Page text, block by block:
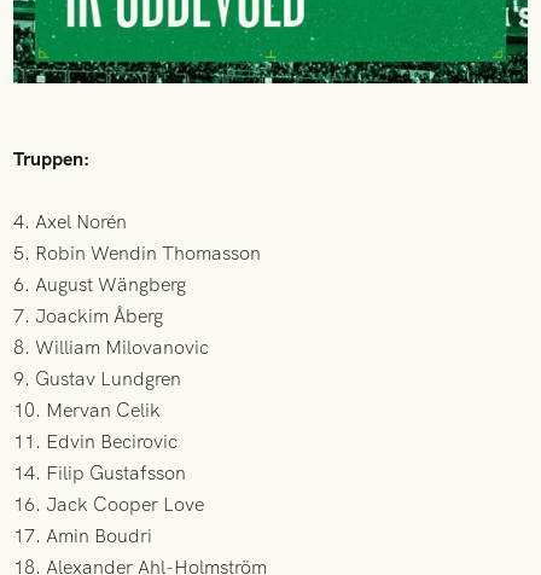
Truppen:
4. Axel Norén
5. Robin Wendin Thomasson
6. August Wängberg
7. Joackim Åberg
8. William Milovanovic
9. Gustav Lundgren
10. Mervan Celik
11. Edvin Becirovic
14. Filip Gustafsson
16. Jack Cooper Love
17. Amin Boudri
18. Alexander Ahl-Holmström